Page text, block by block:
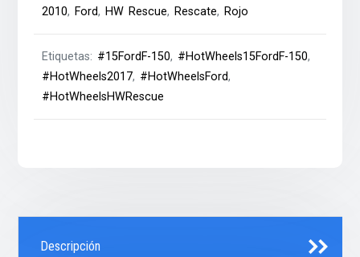
2010,Ford,HW Rescue,Rescate,Rojo
Etiquetas: #15FordF-150, #HotWheels15FordF-150,
#HotWheels2017, #HotWheelsFord,
#HotWheelsHWRescue
Descripción